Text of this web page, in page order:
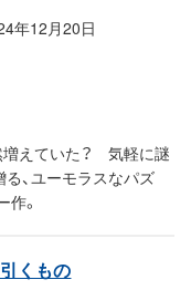
年12月20日
えていた？ 気軽に謎
、ユーモラスなパズ
。
くもの